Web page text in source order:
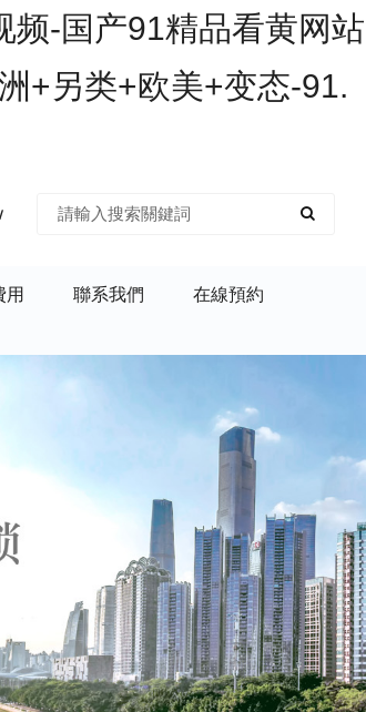
频-国产91精品看黄网站
+另类+欧美+变态-91.
用 聯系我們 在線預約